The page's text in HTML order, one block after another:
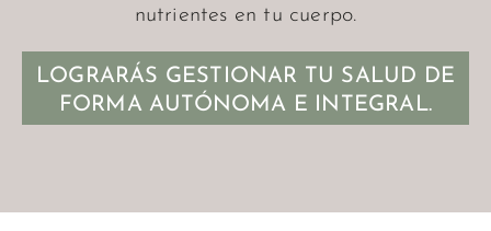
nutrientes en tu cuerpo.
LOGRARÁS GESTIONAR TU SALUD DE
FORMA AUTÓNOMA E INTEGRAL.